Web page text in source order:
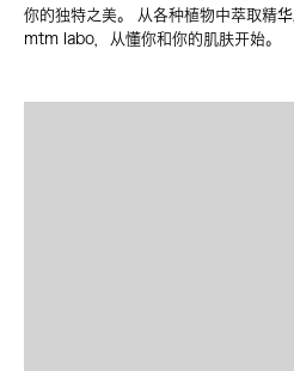
你的独特之美。 从各种植物中萃取精
mtm labo，从懂你和你的肌肤开始。